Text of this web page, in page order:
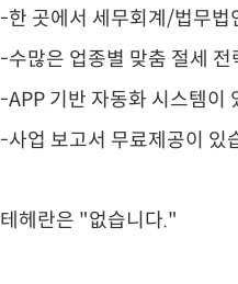
-한 곳에서 세무회계/법무법
-수많은 업종별 맞춤 절세 전
-APP 기반 자동화 시스템이
-사업 보고서 무료제공이 있
테헤란은 "없습니다."